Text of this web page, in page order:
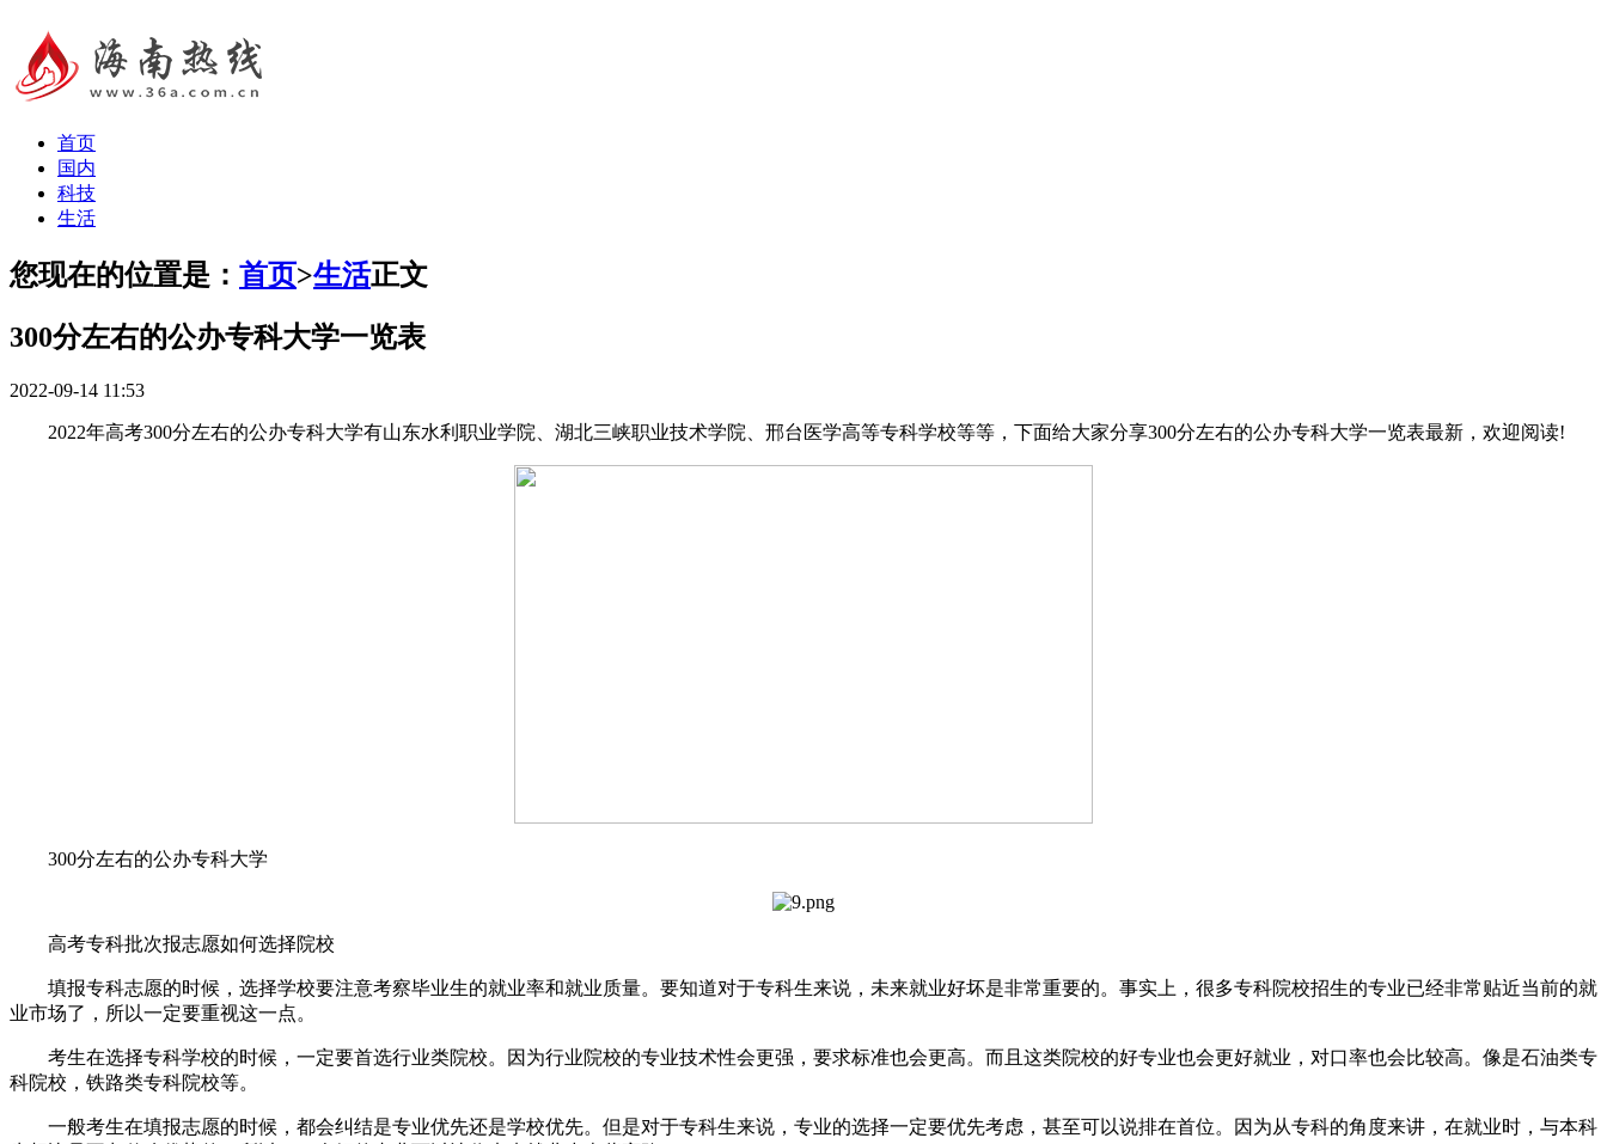
首页
国内
科技
生活
您现在的位置是： 首页>生活正文
300分左右的公办专科大学一览表
2022-09-14 11:53
2022年高考300分左右的公办专科大学有山东水利职业学院、湖北三峡职业技术学院、邢台医学高等专科学校等等，下面给大家分享300分左右的公办专科大学一览表最新，欢迎阅读!
300分左右的公办专科大学
高考专科批次报志愿如何选择院校
填报专科志愿的时候，选择学校要注意考察毕业生的就业率和就业质量。要知道对于专科生来说，未来就业好坏是非常重要的。事实上，很多专科院校招生的专业已经非常贴近当前的就
业市场了，所以一定要重视这一点。
考生在选择专科学校的时候，一定要首选行业类院校。因为行业院校的专业技术性会更强，要求标准也会更高。而且这类院校的好专业也会更好就业，对口率也会比较高。像是石油类专
科院校，铁路类专科院校等。
一般考生在填报志愿的时候，都会纠结是专业优先还是学校优先。但是对于专科生来说，专业的选择一定要优先考虑，甚至可以说排在首位。因为从专科的角度来讲，在就业时，与本科